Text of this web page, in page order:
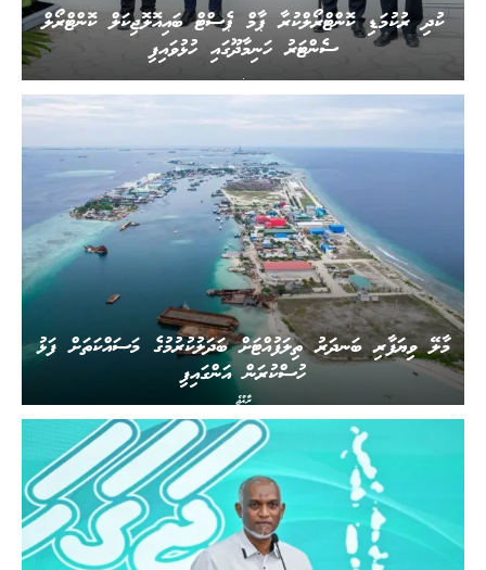
.
ކުދި ރުކުމަޑި ކޮންޓްރޯލްކުރާ ޕާމް ޕެސްޓް ބައިއޮލޮޖިކަލް ކޮންޓްރޯލް
ސެންޓަރު ހަނިމާދޫގައި ހުޅުވައިފި
ރާއްޖެ
މާލޭ ވިޔަފާރި ބަނދަރު ތިލަފުއްޓަށް ބަދަލުކުރުމުގެ މަސައްކަތަށް ފަޅު
ހުސްކުރަން އަންގައިފި